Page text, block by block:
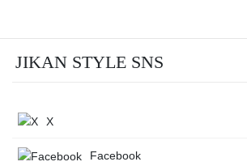
JIKAN STYLE SNS
X
Facebook